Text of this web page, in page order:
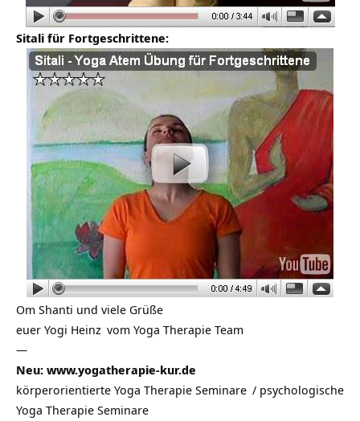
Sitali für Fortgeschrittene:
Om Shanti und viele Grüße
euer Yogi Heinz vom Yoga Therapie Team
—
Neu: www.yogatherapie-kur.de
körperorientierte Yoga Therapie Seminare / psychologische
Yoga Therapie Seminare